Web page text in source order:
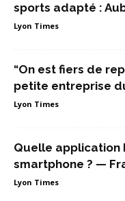
sports adapté :
Lyon Times
“On est fiers de
petite entreprise
Lyon Times
Quelle application
smartphone ? —
Lyon Times